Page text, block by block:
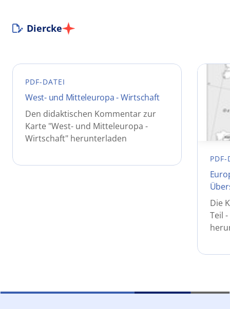
Diercke
PDF-DATEI
West- und Mitteleuropa - Wirtschaft
Den didaktischen Kommentar zur
Karte "West- und Mitteleuropa -
Wirtschaft" herunterladen
PDF-
Die
Teil